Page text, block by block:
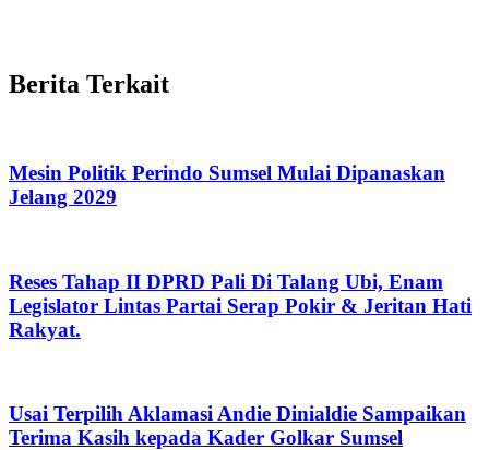
Berita Terkait
Mesin Politik Perindo Sumsel Mulai Dipanaskan
Jelang 2029
Reses Tahap II DPRD Pali Di Talang Ubi, Enam
Legislator Lintas Partai Serap Pokir & Jeritan Hati
Rakyat.
Usai Terpilih Aklamasi Andie Dinialdie Sampaikan
Terima Kasih kepada Kader Golkar Sumsel